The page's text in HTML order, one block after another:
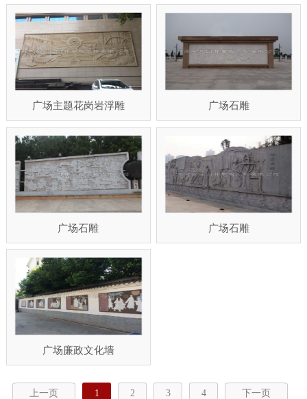
广场主题花岗岩浮雕 广场石雕
广场石雕 广场石雕
广场廉政文化墙
上一页 1 2 3 4 下一页